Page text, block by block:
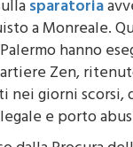
sparatoria
a Monreale.
hanno
Zen,
nei giorni
e porto